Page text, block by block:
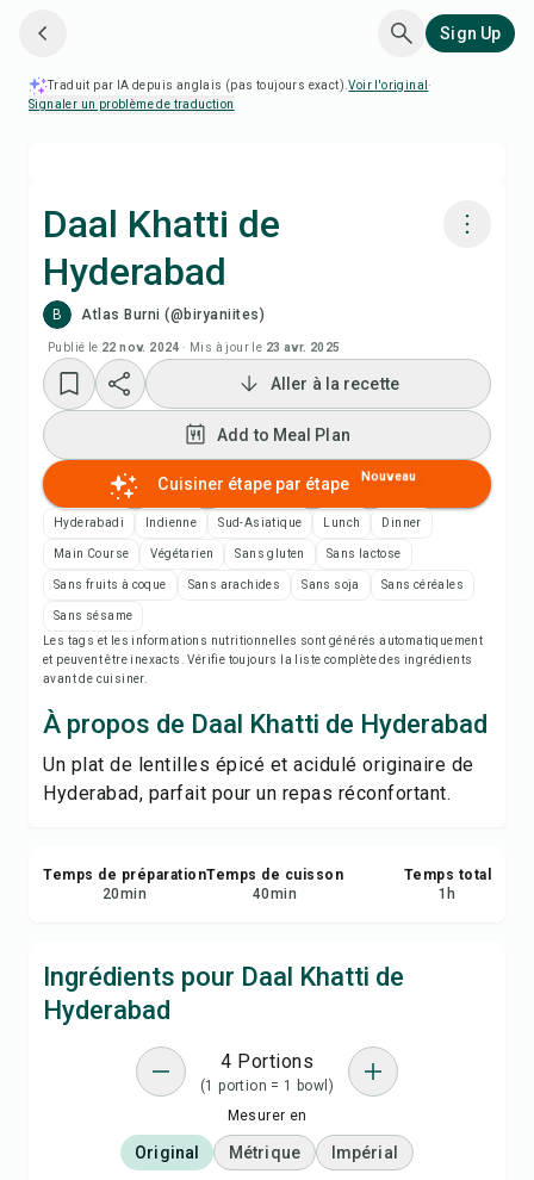
Sign Up
Traduit par IA depuis anglais (pas toujours exact).Voir l'original ·
Signaler un problème de traduction
Daal Khatti de
Hyderabad
B Atlas Burni (@biryaniites)
Publié le 22 nov. 2024 · Mis à jour le 23 avr. 2025
Cuisiner avec Chefadora AI
Add to Meal Plan
Add to Shopping List
Notes de recette
Partager
Signaler
Aller à la recette
Add to Meal Plan
Cuisiner étape par étape Nouveau
Hyderabadi Indienne Sud-Asiatique Lunch Dinner
Main Course Végétarien Sans gluten Sans lactose
Sans fruits à coque Sans arachides Sans soja Sans céréales
Sans sésame
Les tags et les informations nutritionnelles sont générés automatiquement
et peuvent être inexacts. Vérifie toujours la liste complète des ingrédients
avant de cuisiner.
À propos de Daal Khatti de Hyderabad
Un plat de lentilles épicé et acidulé originaire de
Hyderabad, parfait pour un repas réconfortant.
Temps de préparation
20min
Temps de cuisson
40min
Temps total
1 h
Ingrédients pour Daal Khatti de
Hyderabad
4 Portions
(1 portion = 1 bowl)
Mesurer en
Original Métrique Impérial